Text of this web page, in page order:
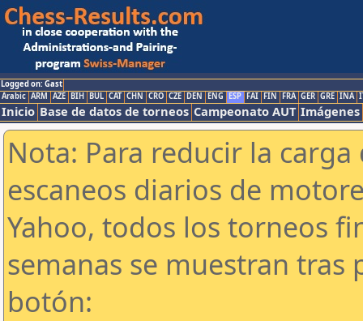
Logged on: Gast
Arabic ARM AZE BIH BUL CAT CHN CRO CZE DEN ENG ESP FAI FIN FRA GER GRE INA
Inicio Base de datos de torneos Campeonato AUT Imágenes
Nota: Para reducir la
escaneos diarios de
Yahoo, todos los torneos
semanas se muestran tras
botón: